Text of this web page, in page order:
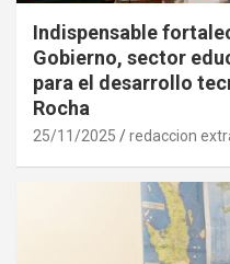
Indispensable
Gobierno, sector
para el desarrollo
Rocha
25/11/2025 redaccion